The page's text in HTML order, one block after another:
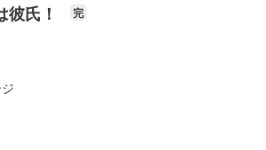
彼氏！ 完